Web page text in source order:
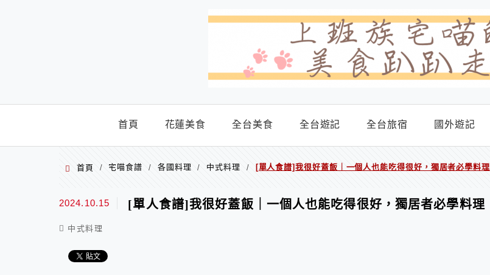
首頁 花蓮美食 全台美食 全台遊記 全台旅宿 國外遊記
首頁 / 宅喵食譜 / 各國料理 / 中式料理 / [單人食譜]我很好蓋飯｜一個人也能吃得很好，獨居者必學料理
2024.10.15 [單人食譜]我很好蓋飯｜一個人也能吃得很好，獨居者必學料理
中式料理